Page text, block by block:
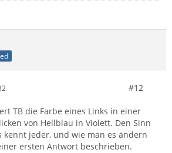
#12
TB die Farbe eines Links in einer
von Hellblau in Violett. Den Sinn
kennt jeder, und wie man es ändern
ersten Antwort beschrieben.